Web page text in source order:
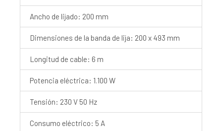
Ancho de lijado: 200 mm
Dimensiones de la banda de lija: 200 x 493 mm
Longitud de cable: 6 m
Potencia eléctrica: 1.100 W
Tensión: 230 V 50 Hz
Consumo eléctrico: 5 A